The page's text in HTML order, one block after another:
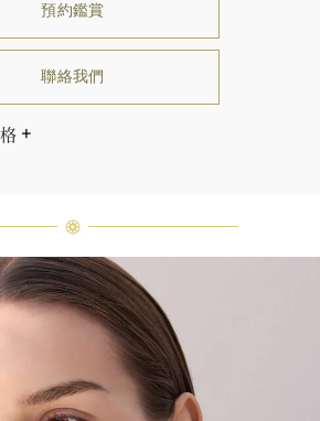
預約鑑賞
聯絡我們
不同而採用獨特鑲嵌方式，
石的等級亦不盡相同。如有
請諮詢客戶服務。